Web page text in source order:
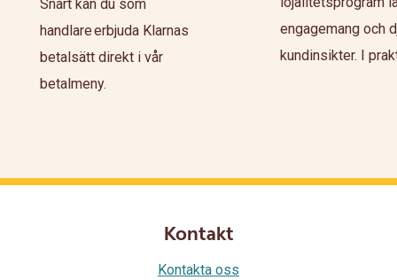
Snart kan du som
handlare erbjuda Klarnas
betalsätt direkt i vår
betalmeny.
engagemang och
kundinsikter. I
Kontakt
Kontakta oss